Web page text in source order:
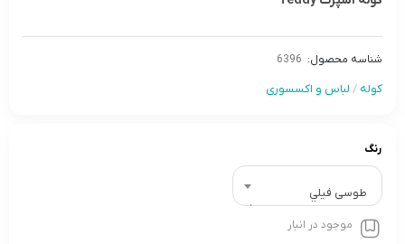
شناسه محصول: 6396
کوله / لباس و اکسسوری
رنگ
طوسى فيلي
موجود در انبار